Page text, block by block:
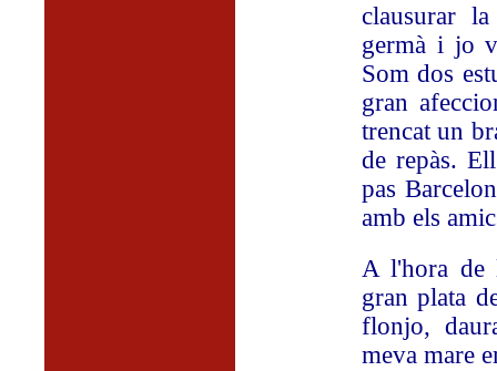
clausurar
germà i jo
Som dos
gran
trencat un
de repàs.
pas
amb els
A l'hora de
gran plata
flonjo,
meva mare